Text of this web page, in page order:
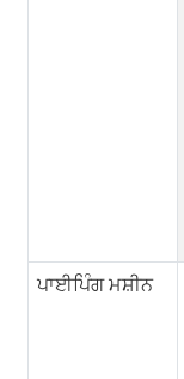
ਪਾਈਪਿੰਗ ਮਸ਼ੀਨ